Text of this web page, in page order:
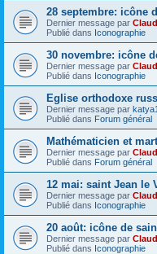
28 septembre: icône
Dernier message par
Publié dans Iconographie
30 novembre: icône
Dernier message par
Publié dans Iconographie
Eglise orthodoxe
Dernier message par
Publié dans Forum général
Mathématicien et
Dernier message par
Publié dans Forum général
12 mai: saint Jean le
Dernier message par
Publié dans Iconographie
20 août: icône de
Dernier message par
Publié dans Iconographie